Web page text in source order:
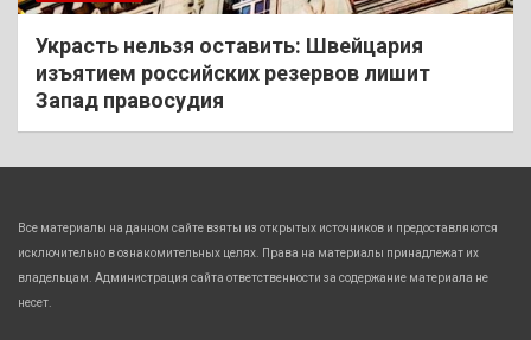
Украсть нельзя оставить: Швейцария
изъятием российских резервов лишит
Запад правосудия
Все материалы на данном сайте взяты из открытых источников и предоставляются
исключительно в ознакомительных целях. Права на материалы принадлежат их
владельцам. Администрация сайта ответственности за содержание материала не
несет.